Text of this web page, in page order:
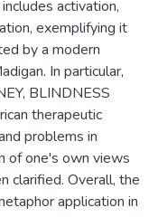
activation,
exemplifying it
by a modern
In particular,
BLINDNESS
therapeutic
problems in
of one's own views
clarified. Overall, the
application in